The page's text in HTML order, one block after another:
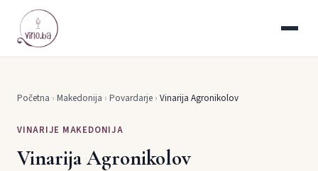
Početna › Makedonija › Povardarje › Vinarija Agronikolov
VINARIJE MAKEDONIJA
Vinarija Agronikolov